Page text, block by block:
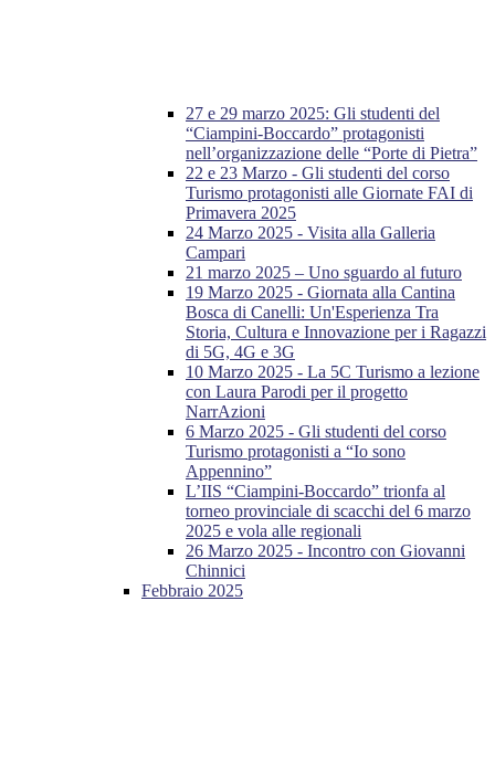
27 e 29 marzo 2025: Gli studenti del
“Ciampini-Boccardo” protagonisti
nell’organizzazione delle “Porte di Pietra”
22 e 23 Marzo - Gli studenti del corso
Turismo protagonisti alle Giornate FAI di
Primavera 2025
24 Marzo 2025 - Visita alla Galleria
Campari
21 marzo 2025 – Uno sguardo al futuro
19 Marzo 2025 - Giornata alla Cantina
Bosca di Canelli: Un'Esperienza Tra
Storia, Cultura e Innovazione per i Ragazzi
di 5G, 4G e 3G
10 Marzo 2025 - La 5C Turismo a lezione
con Laura Parodi per il progetto
NarrAzioni
6 Marzo 2025 - Gli studenti del corso
Turismo protagonisti a “Io sono
Appennino”
L’IIS “Ciampini-Boccardo” trionfa al
torneo provinciale di scacchi del 6 marzo
2025 e vola alle regionali
26 Marzo 2025 - Incontro con Giovanni
Chinnici
Febbraio 2025